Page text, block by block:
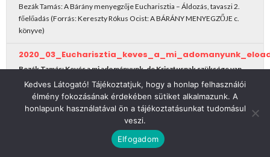
Bezák Tamás: A Bárány menyegzője Eucharisztia – Áldozás, tavaszi 2.
főelőadás (Forrás: Kereszty Rókus Ocist: A BÁRÁNY MENYEGZŐJE c.
könyve)
Bezák Tamás:Kevés a mi adományunk, de Krisztusnak szüksége van
erre a kevésre!
Eucharisztia, oltár, adomány, áldozat, élet, étel, kenyér, bor,felajánlás,
ajándék, ima, a kenyér megtörése, áldozás, mise
Mindenünk, amink van, Istené… Visszaadhatunk valamit? – főelőadás
Kedves Látogató! Tájékoztatjuk, hogy a honlap felhasználói
élmény fokozásának érdekében sütiket alkalmazunk. A
honlapunk használatával ön a tájékoztatásunkat tudomásul
veszi.
Elfogadom